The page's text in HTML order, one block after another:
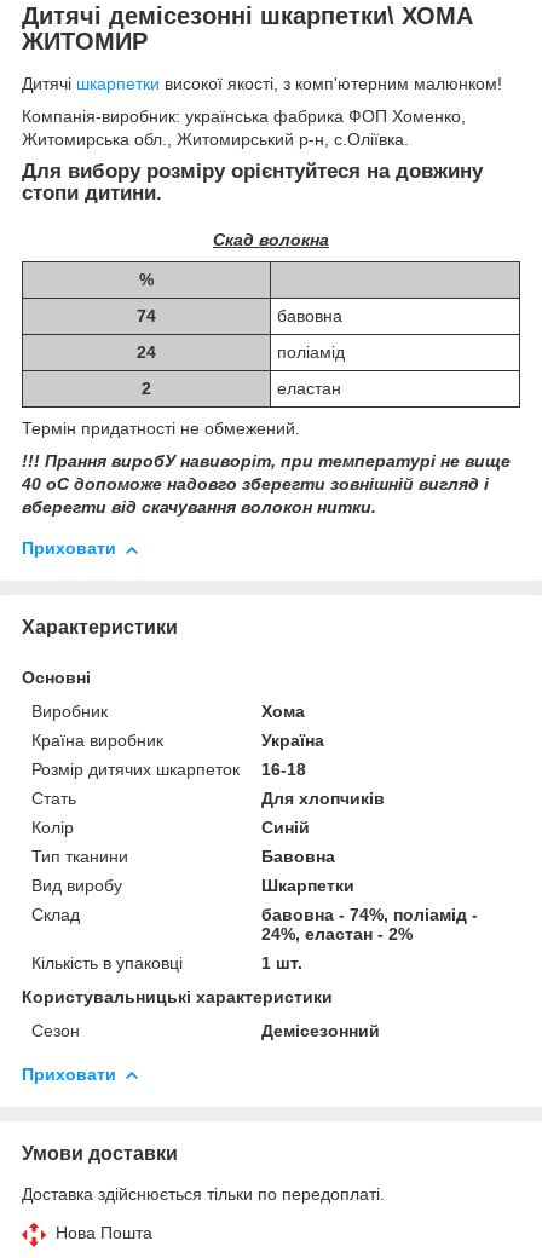
Дитячі демісезонні шкарпетки\ ХОМА
ЖИТОМИР
Дитячі шкарпетки високої якості, з комп'ютерним малюнком!
Компанія-виробник: українська фабрика ФОП Хоменко,
Житомирська обл., Житомирський р-н, с.Оліївка.
Для вибору розміру орієнтуйтеся на довжину
стопи дитини.
Скад волокна
%
74
бавовна
24
поліамід
2
еластан
Термін придатності не обмежений.
!!! Прання виробУ навиворіт, при температурі не вище
40 оС допоможе надовго зберегти зовнішній вигляд і
вберегти від скачування волокон нитки.
Приховати
Характеристики
Основні
Виробник
Хома
Країна виробник
Україна
Розмір дитячих шкарпеток
16-18
Стать
Для хлопчиків
Колір
Синій
Тип тканини
Бавовна
Вид виробу
Шкарпетки
Склад
бавовна - 74%, поліамід -
24%, еластан - 2%
Кількість в упаковці
1 шт.
Користувальницькі характеристики
Сезон
Демісезонний
Приховати
Умови доставки
Доставка здійснюється тільки по передоплаті.
Нова Пошта